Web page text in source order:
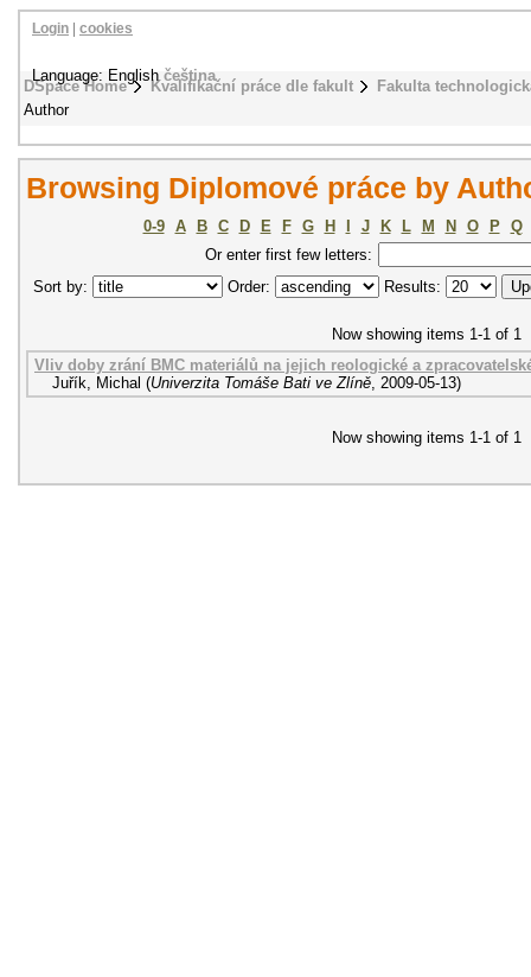
DSpace Home Kvalifikační práce dle fakult
Fakulta
Author
Login cookies
Language: Englishčeština
Browsing Diplomové práce by
0-9 A B C D E F G H J K L M N O P
Q
Or enter first few letters:
Sort by:
Order: Results:
Now showing items 1-1 of 1
Vliv doby zrání BMC materiálů na jejich reologické a
Juřík, Michal (Univerzita Tomáše Bati ve Zlíně, 2009-05-13)
Now showing items 1-1 of 1